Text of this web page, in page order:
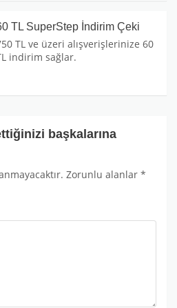
TL SuperStep İndirim Çeki
TL ve üzeri alışverişlerinize 60
indirim sağlar.
başkalarına
Zorunlu alanlar *